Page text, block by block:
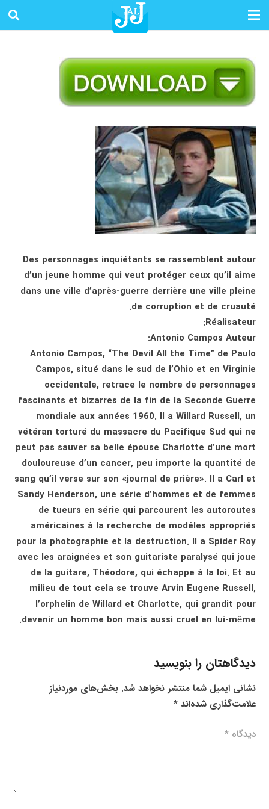
Des personnages inquiétants se rassemblent autour
d’un jeune homme qui veut protéger ceux qu’il aime
dans une ville d’après-guerre derrière une ville pleine
de corruption et de cruauté.
Réalisateur:
Antonio Campos Auteur:
Antonio Campos, “The Devil All the Time” de Paulo
Campos, situé dans le sud de l’Ohio et en Virginie
occidentale, retrace le nombre de personnages
fascinants et bizarres de la fin de la Seconde Guerre
mondiale aux années 1960. Il a Willard Russell, un
vétéran torturé du massacre du Pacifique Sud qui ne
peut pas sauver sa belle épouse Charlotte d’une mort
douloureuse d’un cancer, peu importe la quantité de
sang qu’il verse sur son «journal de prière». Il a Carl et
Sandy Henderson, une série d’hommes et de femmes
de tueurs en série qui parcourent les autoroutes
américaines à la recherche de modèles appropriés
pour la photographie et la destruction. Il a Spider Roy
avec les araignées et son guitariste paralysé qui joue
de la guitare, Théodore, qui échappe à la loi. Et au
milieu de tout cela se trouve Arvin Eugene Russell,
l’orphelin de Willard et Charlotte, qui grandit pour
devenir un homme bon mais aussi cruel en lui-même.
دیدگاهتان را بنویسید
نشانی ایمیل شما منتشر نخواهد شد. بخش‌های موردنیاز
علامت‌گذاری شده‌اند*